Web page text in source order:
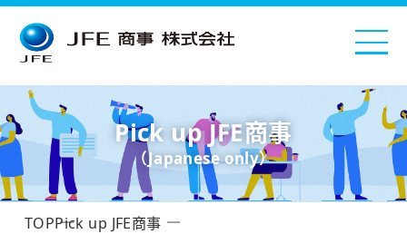
Pick up JFE商事
（Japanese only）
TOPPick up JFE商事